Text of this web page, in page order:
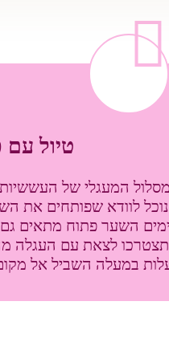
טיול עם
המעגלי של
לוודא שפותחים את
השער פתוח מתאים
לצאת עם העגלה
במעלה השביל אל